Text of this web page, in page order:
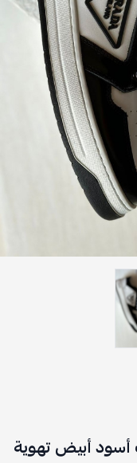
أسود أبيض تهوية